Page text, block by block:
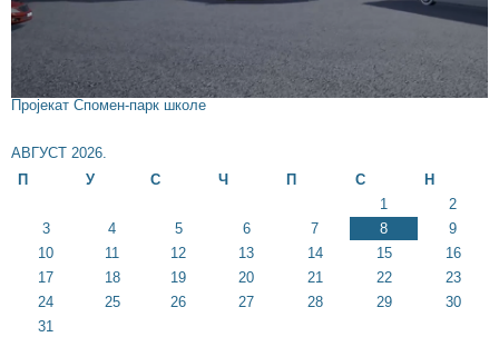
Пројекат Спомен-парк школе
АВГУСТ 2026.
П
У С Ч П С Н
1
2
3
4 5 6 7 8
9
10
11 12 13 14 15
16
17
18 19 20 21 22
23
24
25 26 27 28 29
30
31